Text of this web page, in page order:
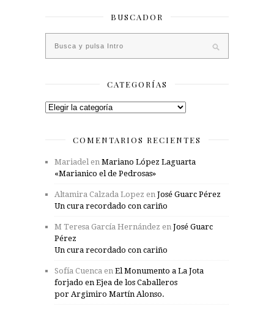
BUSCADOR
CATEGORÍAS
Categorías
COMENTARIOS RECIENTES
Mariadel en Mariano López Laguarta
«Marianico el de Pedrosas»
Altamira Calzada Lopez en José Guarc Pérez
Un cura recordado con cariño
M Teresa García Hernández en José Guarc
Pérez
Un cura recordado con cariño
Sofía Cuenca en El Monumento a La Jota
forjado en Ejea de los Caballeros
por Argimiro Martín Alonso.